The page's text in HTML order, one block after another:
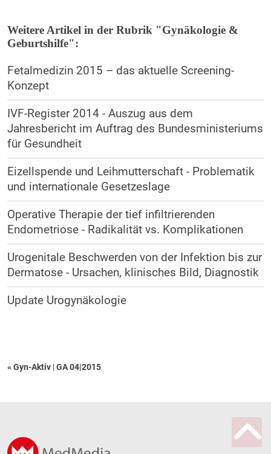
Weitere Artikel in der Rubrik "Gynäkologie &
Geburtshilfe":
Fetalmedizin 2015 – das aktuelle Screening-
Konzept
IVF-Register 2014 - Auszug aus dem
Jahresbericht im Auftrag des Bundesministeriums
für Gesundheit
Eizellspende und Leihmutterschaft - Problematik
und internationale Gesetzeslage
Operative Therapie der tief infiltrierenden
Endometriose - Radikalität vs. Komplikationen
Urogenitale Beschwerden von der ­Infektion bis zur
Dermatose - Ursachen, klinisches Bild, Diagnostik
Update Urogynäkologie
« Gyn-Aktiv |GA 04|2015